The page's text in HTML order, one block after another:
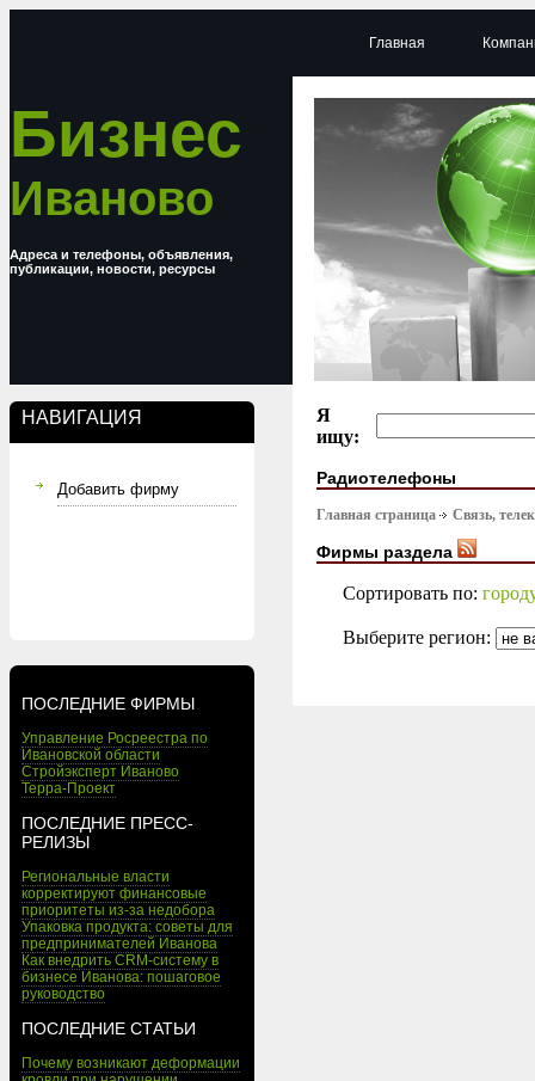
Бизнес
Иваново
Адреса и телефоны, объявления,
публикации, новости, ресурсы
НАВИГАЦИЯ
Добавить фирму
ПОСЛЕДНИЕ ФИРМЫ
Управление Росреестра по
Ивановской области
Стройэксперт Иваново
Терра-Проект
ПОСЛЕДНИЕ ПРЕСС-
РЕЛИЗЫ
Региональные власти
корректируют финансовые
приоритеты из-за недобора
Упаковка продукта: советы для
предпринимателей Иванова
Как внедрить CRM-систему в
бизнесе Иванова: пошаговое
руководство
ПОСЛЕДНИЕ СТАТЬИ
Почему возникают деформации
Главная
Я
ищу:
Радиотелефоны
Главная страница Связь,
Фирмы раздела
Сортировать по:
Выберите регион: